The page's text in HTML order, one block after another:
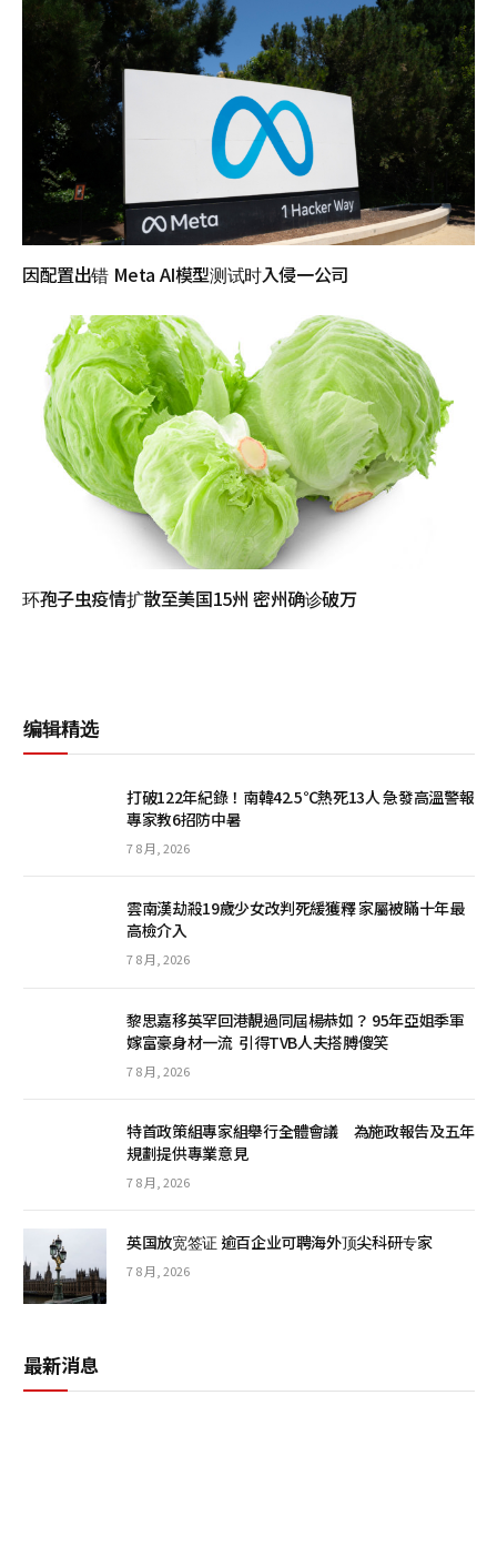
因配置出错 Meta AI模型测试时入侵一公司
环孢子虫疫情扩散至美国15州 密州确诊破万
编辑精选
打破122年紀錄！南韓42.5℃熱死13人 急發高溫警報
專家教6招防中暑
7 8 月, 2026
雲南漢劫殺19歲少女改判死緩獲釋 家屬被瞞十年最
高檢介入
7 8 月, 2026
黎思嘉移英罕回港靚過同屆楊恭如？ 95年亞姐季軍
嫁富豪身材一流 引得TVB人夫搭膊傻笑
7 8 月, 2026
特首政策組專家組舉行全體會議 為施政報告及五年
規劃提供專業意見
7 8 月, 2026
英国放宽签证 逾百企业可聘海外顶尖科研专家
7 8 月, 2026
最新消息